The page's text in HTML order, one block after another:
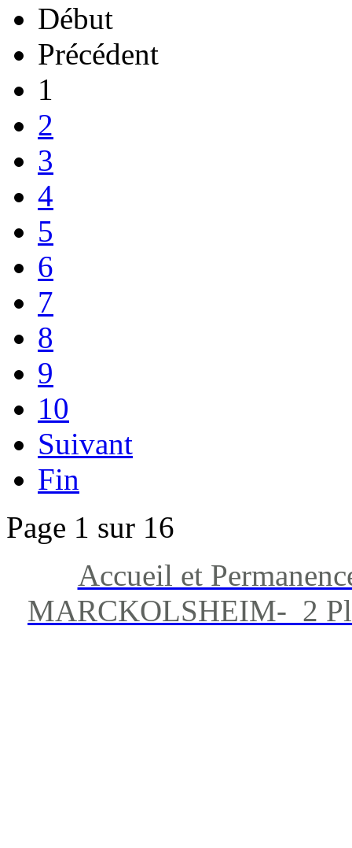
Début
Précédent
1
2
3
4
5
6
7
8
9
10
Suivant
Fin
Page 1 sur 16
Accueil et
MARCKOLSHEIM- 2